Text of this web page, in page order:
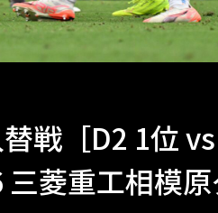
戦［D2 1位
菱重工相模原